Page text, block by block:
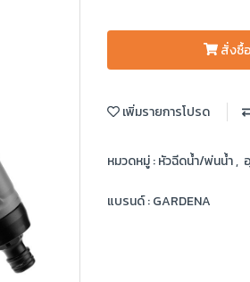
สั่งซื้
เพิ่มรายการโปรด
หมวดหมู่ :หัวฉีดน้ำ/พ่นน้ำ,
แบรนด์ :GARDENA